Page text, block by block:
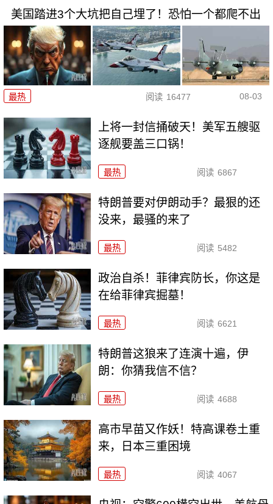
美国踏进3个大坑把自己埋了！恐怕一个都爬不出
最热 阅读 16477 08-03
上将一封信捅破天！美军五艘驱
逐舰要盖三口锅！
最热 阅读 6867
特朗普要对伊朗动手？最狠的还
没来，最骚的来了
最热 阅读 5482
政治自杀！菲律宾防长，你这是
在给菲律宾掘墓！
最热 阅读 6621
特朗普这狼来了连演十遍，伊
朗：你猜我信不信？
最热 阅读 4688
高市早苗又作妖！特高课卷土重
来，日本三重困境
最热 阅读 4067